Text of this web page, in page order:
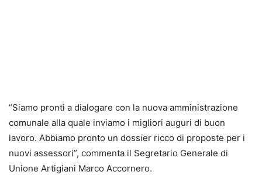
“Siamo pronti a dialogare con la nuova amministrazione
comunale alla quale inviamo i migliori auguri di buon
lavoro. Abbiamo pronto un dossier ricco di proposte per i
nuovi assessori”, commenta il Segretario Generale di
Unione Artigiani Marco Accornero.